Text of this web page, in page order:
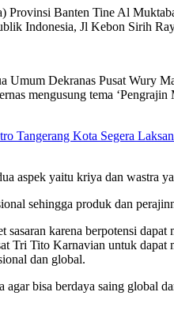
Provinsi Banten Tine Al
Indonesia, Jl Kebon Sirih
Dekranas Pusat Wury
mengusung tema
Tangerang Kota Segera
aspek yaitu kriya dan wastra
sehingga produk dan
karena berpotensi
Tri Tito Karnavian untuk
dan global.
bisa berdaya saing global